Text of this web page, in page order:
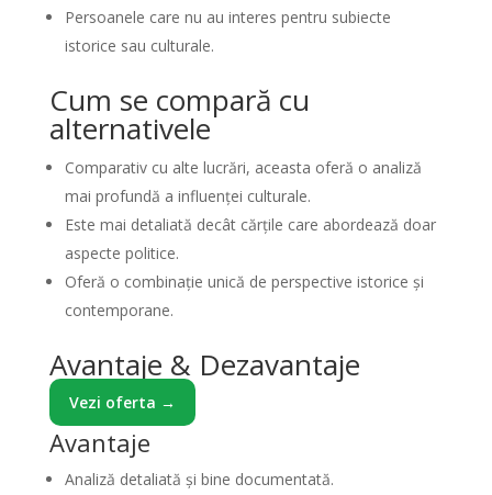
Persoanele care nu au interes pentru subiecte
istorice sau culturale.
Cum se compară cu
alternativele
Comparativ cu alte lucrări, aceasta oferă o analiză
mai profundă a influenței culturale.
Este mai detaliată decât cărțile care abordează doar
aspecte politice.
Oferă o combinație unică de perspective istorice și
contemporane.
Avantaje & Dezavantaje
Vezi oferta →
Avantaje
Analiză detaliată și bine documentată.